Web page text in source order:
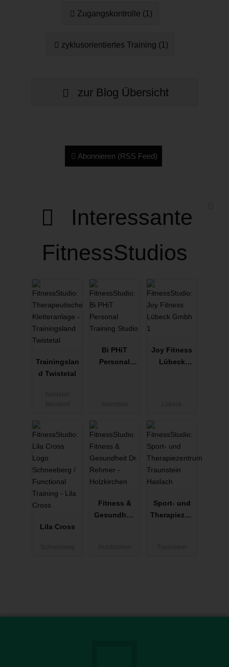
Zugangskontrolle (1)
zyklusorientiertes Training (1)
zur Blog Übersicht
Abonnieren (RSS Feed)
Interessante
FitnessStudios
Trainingslan
d Twistetal
Bi PHiT
Personal
Joy Fitness
Lübeck
Lila Cross
Fitness &
Gesundheit
Sport- und
Therapiezen